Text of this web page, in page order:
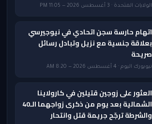
الولايات المتحدة · 3 أغسطس 2026 — 11:05 PM
اتهام حارسة سجن اتحادي في نيوجيرسي
بعلاقة جنسية مع نزيل وتبادل رسائل
صريحة
نيويورك اليوم · 4 أغسطس 2026 — 8:20 AM
العثور على زوجين قتيلين في كارولاينا
الشمالية بعد يوم من ذكرى زواجهما الـ40
والشرطة ترجّح جريمة قتل وانتحار